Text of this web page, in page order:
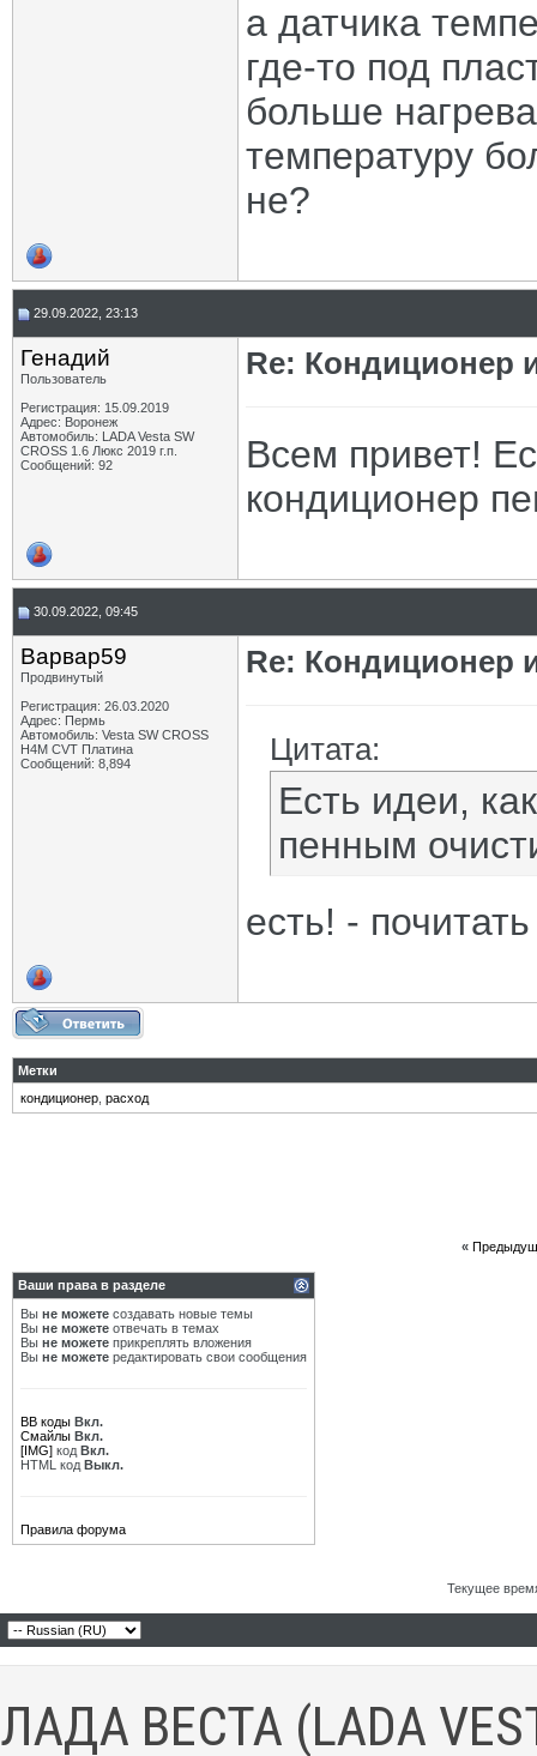
а датчика
где-то под
больше
температуру
не?
29.09.2022, 23:13
Генадий
Пользователь
Регистрация: 15.09.2019
Адрес: Воронеж
Автомобиль: LADA Vesta SW
CROSS 1.6 Люкс 2019 г.п.
Сообщений: 92
Re: Кондиционер
Всем привет!
кондиционер
30.09.2022, 09:45
Варвар59
Продвинутый
Регистрация: 26.03.2020
Адрес: Пермь
Автомобиль: Vesta SW CROSS
H4M CVT Платина
Сообщений: 8,894
Re: Кондиционер
Цитата:
Есть идеи,
пенным
есть! -
Метки
кондиционер расход
«
Ваши права в разделе
Вы не можете создавать новые темы
Вы не можете отвечать в темах
Вы не можете прикреплять вложения
Вы не можете редактировать свои сообщения
BB коды Вкл.
Смайлы Вкл.
[IMG] код Вкл.
HTML код Выкл.
Правила форума
Текущее
ЛАДА ВЕСТА (LADA